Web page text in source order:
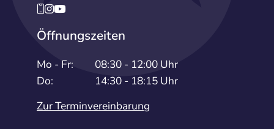
Öffnungszeiten
Mo - Fr:
08:30 - 12:00 Uhr
Do:
14:30 - 18:15 Uhr
Zur Terminvereinbarung